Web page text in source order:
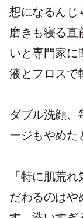
想になるんじ
磨きも寝る直
いと専門家に
液とフロスで
ダブル洗顔、
ージもやめた
「特に肌荒
だわるのはや